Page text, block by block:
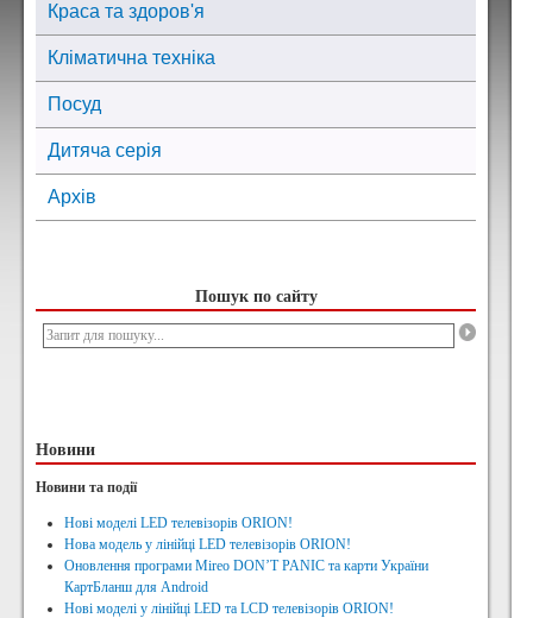
Краса та здоров'я
Кліматична техніка
Посуд
Дитяча серія
Архів
Пошук по сайту
Новини
Новини та події
Нові моделі LED телевізорів ORION!
Нова модель у лінійці LED телевізорів ORION!
Оновлення програми Mireo DON’T PANIC та карти України
КартБланш для Android
Нові моделі у лінійці LED та LCD телевізорів ORION!